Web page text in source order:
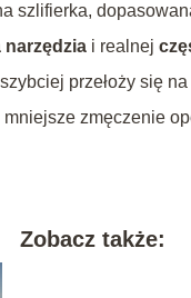
szlifierka,
narzędziai realnej
przełoży się
zmęczenie
Zobacz także: